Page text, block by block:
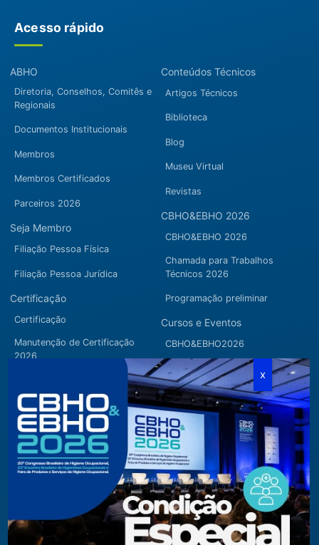
Acesso rápido
ABHO
Diretoria, Conselhos, Comitês e
Regionais
Documentos Institucionais
Membros
Membros Certificados
Parceiros 2026
Seja Membro
Filiação Pessoa Física
Filiação Pessoa Jurídica
Certificação
Certificação
Manutenção de Certificação
2026
Conteúdos Técnicos
Artigos Técnicos
Biblioteca
Blog
Museu Virtual
Revistas
CBHO&EBHO 2026
CBHO&EBHO 2026
Chamada para Trabalhos
Técnicos 2026
Programação preliminar
Cursos e Eventos
CBHO&EBHO2026
Cursos Modulares
Eventos Apoiados
Eventos Regionais
Loja